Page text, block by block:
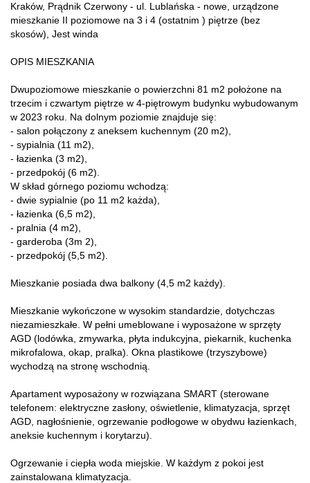
Kraków, Prądnik Czerwony - ul. Lublańska - nowe, urządzone
mieszkanie II poziomowe na 3 i 4 (ostatnim ) piętrze (bez
skosów), Jest winda
OPIS MIESZKANIA
Dwupoziomowe mieszkanie o powierzchni 81 m2 położone na
trzecim i czwartym piętrze w 4-piętrowym budynku wybudowanym
w 2023 roku. Na dolnym poziomie znajduje się:
- salon połączony z aneksem kuchennym (20 m2),
- sypialnia (11 m2),
- łazienka (3 m2),
- przedpokój (6 m2).
W skład górnego poziomu wchodzą:
- dwie sypialnie (po 11 m2 każda),
- łazienka (6,5 m2),
- pralnia (4 m2),
- garderoba (3m 2),
- przedpokój (5,5 m2).
Mieszkanie posiada dwa balkony (4,5 m2 każdy).
Mieszkanie wykończone w wysokim standardzie, dotychczas
niezamieszkałe. W pełni umeblowane i wyposażone w sprzęty
AGD (lodówka, zmywarka, płyta indukcyjna, piekarnik, kuchenka
mikrofalowa, okap, pralka). Okna plastikowe (trzyszybowe)
wychodzą na stronę wschodnią.
Apartament wyposażony w rozwiązana SMART (sterowane
telefonem: elektryczne zasłony, oświetlenie, klimatyzacja, sprzęt
AGD, nagłośnienie, ogrzewanie podłogowe w obydwu łazienkach,
aneksie kuchennym i korytarzu).
Ogrzewanie i ciepła woda miejskie. W każdym z pokoi jest
zainstalowana klimatyzacja.